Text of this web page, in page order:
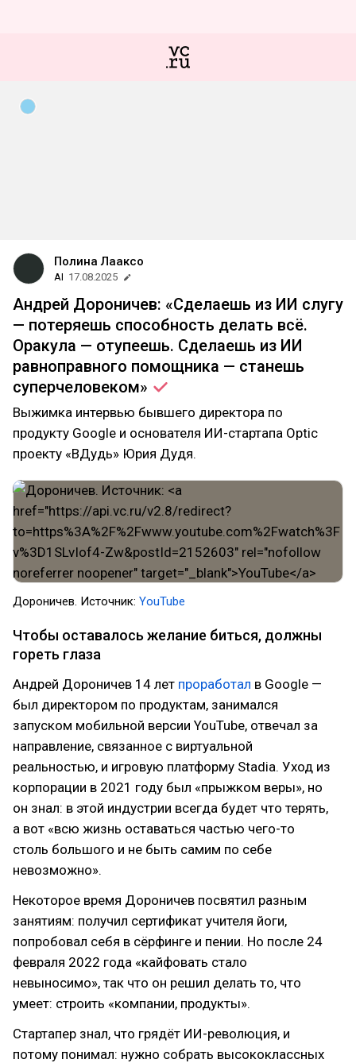
Полина Лааксо
AI 17.08.2025
Андрей Дороничев: «Сделаешь из ИИ слугу
— потеряешь способность делать всё.
Оракула — отупеешь. Сделаешь из ИИ
равноправного помощника — станешь
суперчеловеком»
Выжимка интервью бывшего директора по
продукту Google и основателя ИИ-стартапа Optic
проекту «ВДудь» Юрия Дудя.
Дороничев. Источник: YouTube
Чтобы оставалось желание биться, должны
гореть глаза
Андрей Дороничев 14 лет проработал в Google —
был директором по продуктам, занимался
запуском мобильной версии YouTube, отвечал за
направление, связанное с виртуальной
реальностью, и игровую платформу Stadia. Уход из
корпорации в 2021 году был «прыжком веры», но
он знал: в этой индустрии всегда будет что терять,
а вот «всю жизнь оставаться частью чего-то
столь большого и не быть самим по себе
невозможно».
Некоторое время Дороничев посвятил разным
занятиям: получил сертификат учителя йоги,
попробовал себя в сёрфинге и пении. Но после 24
февраля 2022 года «кайфовать стало
невыносимо», так что он решил делать то, что
умеет: строить «компании, продукты».
Стартапер знал, что грядёт ИИ-революция, и
потому понимал: нужно собрать высококлассных